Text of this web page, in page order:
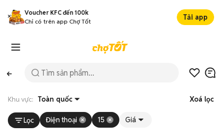
Voucher KFC đến 100k
Chỉ có trên app Chợ Tốt
Tải app
Khu vực: Toàn quốc Xoá lọc
Lọc Điện thoại 15 Giá